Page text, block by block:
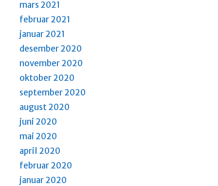
mars 2021
februar 2021
januar 2021
desember 2020
november 2020
oktober 2020
september 2020
august 2020
juni 2020
mai 2020
april 2020
februar 2020
januar 2020